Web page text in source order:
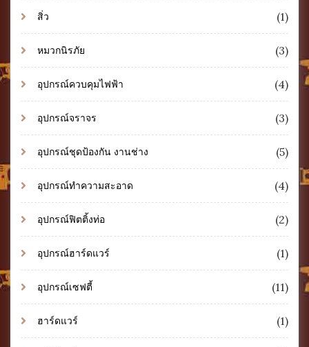
สิ่ว (1)
หมวกนิรภัย (3)
อุปกรณ์ควบคุมไฟฟ้า (4)
อุปกรณ์จราจร (3)
อุปกรณ์ชุดป้องกัน งานช่าง (5)
อุปกรณ์ทำความสะอาด (4)
อุปกรณ์ฟิตติ้งท่อ (2)
อุปกรณ์ฮาร์ดแวร์ (1)
อุปกรณ์เซฟตี้ (11)
ฮาร์ดแวร์ (1)